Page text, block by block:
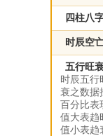
四柱八
时辰空
五行旺
时辰五行
衰之数据
百分比表
值大表趋
值小表趋